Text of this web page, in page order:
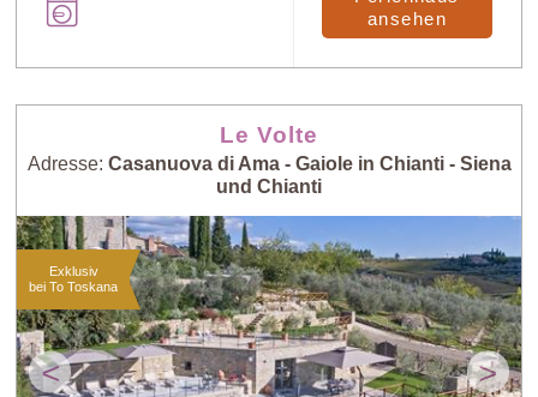
ansehen
Le Volte
Adresse: Casanuova di Ama - Gaiole in Chianti - Siena
und Chianti
< >
Exklusiv
bei To Toskana